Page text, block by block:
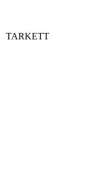
TARKETT